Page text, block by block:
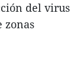
del virus
zonas